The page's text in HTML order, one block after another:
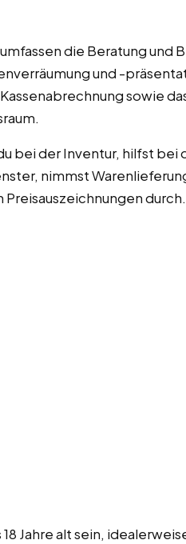
die Beratung und
und -
sowie
bei der Inventur, hilfst bei
nimmst
durch.
Jahre alt sein,